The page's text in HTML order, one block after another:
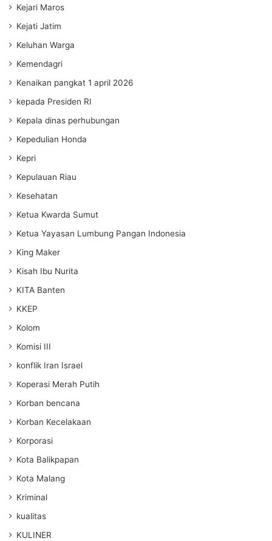
Kejari Maros
Kejati Jatim
Keluhan Warga
Kemendagri
Kenaikan pangkat 1 april 2026
kepada Presiden RI
Kepala dinas perhubungan
Kepedulian Honda
Kepri
Kepulauan Riau
Kesehatan
Ketua Kwarda Sumut
Ketua Yayasan Lumbung Pangan Indonesia
King Maker
Kisah Ibu Nurita
KITA Banten
KKEP
Kolom
Komisi III
konflik Iran Israel
Koperasi Merah Putih
Korban bencana
Korban Kecelakaan
Korporasi
Kota Balikpapan
Kota Malang
Kriminal
kualitas
KULINER